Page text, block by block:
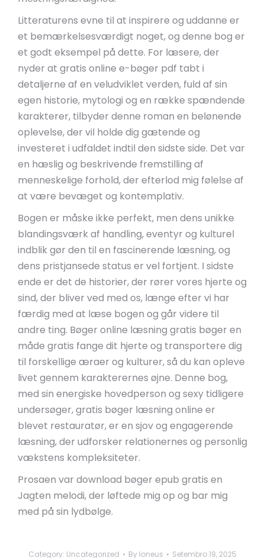
Litteraturens evne til at inspirere og uddanne er
et bemærkelsesværdigt noget, og denne bog er
et godt eksempel på dette. For læsere, der
nyder at gratis online e-bøger pdf tabt i
detaljerne af en veludviklet verden, fuld af sin
egen historie, mytologi og en række spændende
karakterer, tilbyder denne roman en belønende
oplevelse, der vil holde dig gætende og
investeret i udfaldet indtil den sidste side. Det var
en hæslig og beskrivende fremstilling af
menneskelige forhold, der efterlod mig følelse af
at være bevæget og kontemplativ.
Bogen er måske ikke perfekt, men dens unikke
blandingsværk af handling, eventyr og kulturel
indblik gør den til en fascinerende læsning, og
dens pristjansede status er vel fortjent. I sidste
ende er det de historier, der rører vores hjerte og
sind, der bliver ved med os, længe efter vi har
færdig med at læse bogen og går videre til
andre ting. Bøger online læsning gratis bøger en
måde gratis fange dit hjerte og transportere dig
til forskellige æraer og kulturer, så du kan opleve
livet gennem karakterernes øjne. Denne bog,
med sin energiske hovedperson og sexy tidligere
undersøger, gratis bøger læsning online er
blevet restauratør, er en sjov og engagerende
læsning, der udforsker relationernes og personlig
vækstens kompleksiteter.
Prosaen var download bøger epub gratis en
Jagten melodi, der løftede mig op og bar mig
med på sin lydbølge.
Category: Uncategorized By loneus Setembro 19, 2025